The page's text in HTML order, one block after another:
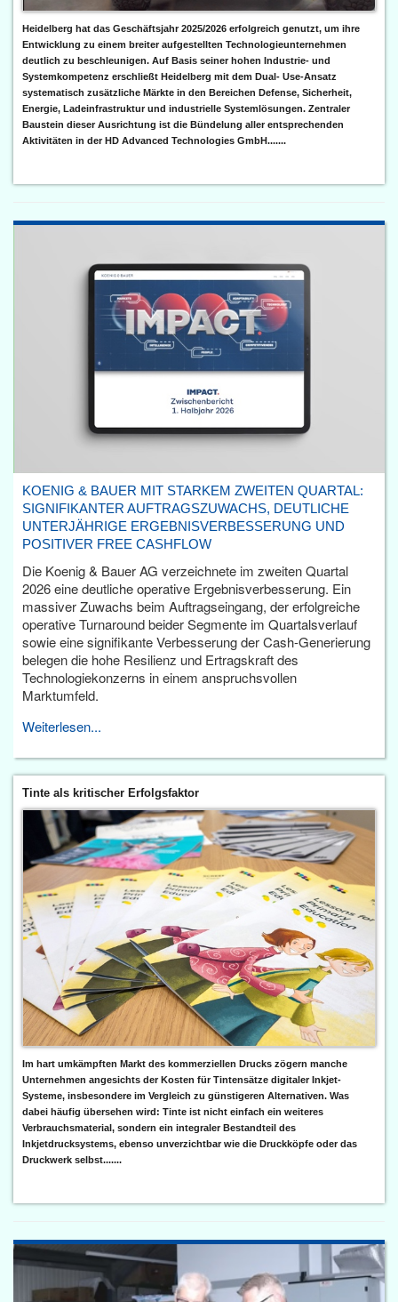
Heidelberg hat das Geschäftsjahr 2025/2026 erfolgreich genutzt, um ihre
Entwicklung zu einem breiter aufgestellten Technologieunternehmen
deutlich zu beschleunigen. Auf Basis seiner hohen Industrie- und
Systemkompetenz erschließt Heidelberg mit dem Dual- Use-Ansatz
systematisch zusätzliche Märkte in den Bereichen Defense, Sicherheit,
Energie, Ladeinfrastruktur und industrielle Systemlösungen. Zentraler
Baustein dieser Ausrichtung ist die Bündelung aller entsprechenden
Aktivitäten in der HD Advanced Technologies GmbH.......
KOENIG & BAUER MIT STARKEM ZWEITEN QUARTAL:
SIGNIFIKANTER AUFTRAGSZUWACHS, DEUTLICHE
UNTERJÄHRIGE ERGEBNISVERBESSERUNG UND
POSITIVER FREE CASHFLOW
Die Koenig & Bauer AG verzeichnete im zweiten Quartal
2026 eine deutliche operative Ergebnisverbesserung. Ein
massiver Zuwachs beim Auftragseingang, der erfolgreiche
operative Turnaround beider Segmente im Quartalsverlauf
sowie eine signifikante Verbesserung der Cash-Generierung
belegen die hohe Resilienz und Ertragskraft des
Technologiekonzerns in einem anspruchsvollen
Marktumfeld.
Weiterlesen...
Tinte als kritischer Erfolgsfaktor
Im hart umkämpften Markt des kommerziellen Drucks zögern manche
Unternehmen angesichts der Kosten für Tintensätze digitaler Inkjet-
Systeme, insbesondere im Vergleich zu günstigeren Alternativen. Was
dabei häufig übersehen wird: Tinte ist nicht einfach ein weiteres
Verbrauchsmaterial, sondern ein integraler Bestandteil des
Inkjetdrucksystems, ebenso unverzichtbar wie die Druckköpfe oder das
Druckwerk selbst.......